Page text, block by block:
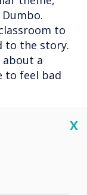
to
to the story.
about a
to feel bad
X